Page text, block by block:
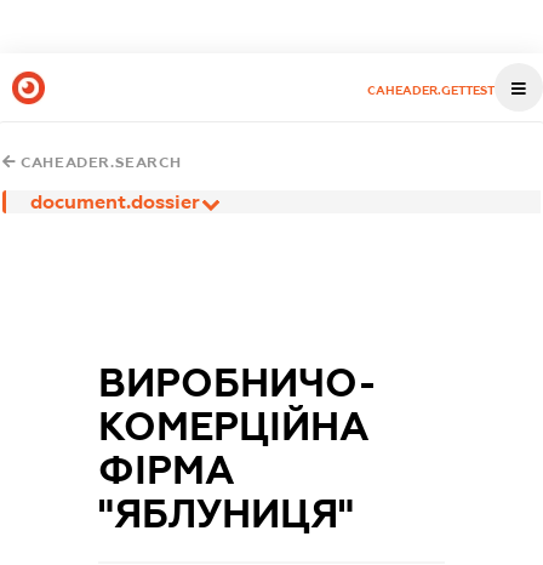
CAHEADER.GETTEST
CAHEADER.SEARCH
document.dossier
ВИРОБНИЧО-
КОМЕРЦІЙНА
ФІРМА
"ЯБЛУНИЦЯ"